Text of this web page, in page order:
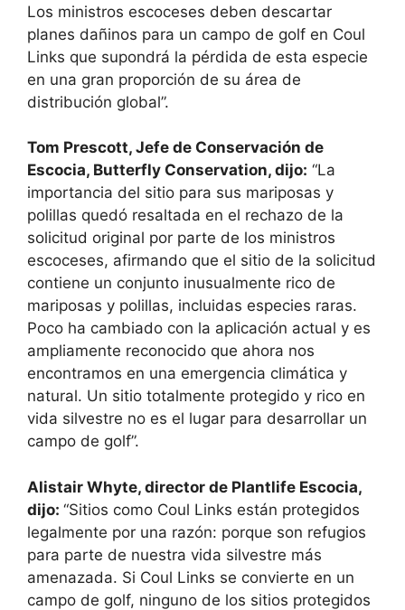
Los ministros escoceses deben descartar
planes dañinos para un campo de golf en Coul
Links que supondrá la pérdida de esta especie
en una gran proporción de su área de
distribución global”.
Tom Prescott, Jefe de Conservación de
Escocia, Butterfly Conservation, dijo: “La
importancia del sitio para sus mariposas y
polillas quedó resaltada en el rechazo de la
solicitud original por parte de los ministros
escoceses, afirmando que el sitio de la solicitud
contiene un conjunto inusualmente rico de
mariposas y polillas, incluidas especies raras.
Poco ha cambiado con la aplicación actual y es
ampliamente reconocido que ahora nos
encontramos en una emergencia climática y
natural. Un sitio totalmente protegido y rico en
vida silvestre no es el lugar para desarrollar un
campo de golf”.
Alistair Whyte, director de Plantlife Escocia,
dijo: “Sitios como Coul Links están protegidos
legalmente por una razón: porque son refugios
para parte de nuestra vida silvestre más
amenazada. Si Coul Links se convierte en un
campo de golf, ninguno de los sitios protegidos